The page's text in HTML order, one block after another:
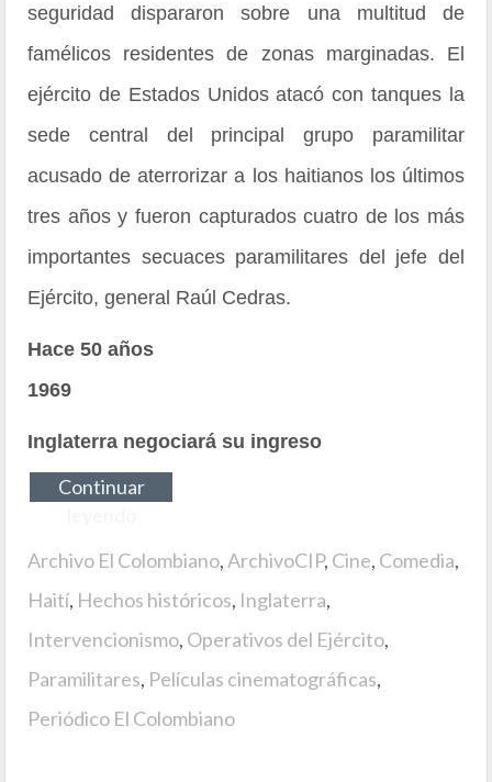
seguridad dispararon sobre una multitud de
famélicos residentes de zonas marginadas. El
ejército de Estados Unidos atacó con tanques la
sede central del principal grupo paramilitar
acusado de aterrorizar a los haitianos los últimos
tres años y fueron capturados cuatro de los más
importantes secuaces paramilitares del jefe del
Ejército, general Raúl Cedras.
Hace 50 años
1969
Inglaterra negociará su ingreso
Continuar
Archivo El Colombiano,ArchivoCIP, Cine, Comedia,
Haití, Hechos históricos, Inglaterra,
Intervencionismo, Operativos del Ejército,
Paramilitares, Películas cinematográficas,
Periódico El Colombiano